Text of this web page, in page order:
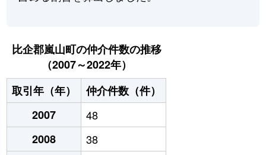
比企郡嵐山町の仲介件数の推移
（2007～2022年）
取引年（年）
仲介件数（件）
2007
48
2008
38